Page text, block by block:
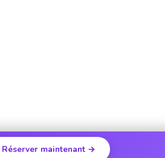
Réserver maintenant →